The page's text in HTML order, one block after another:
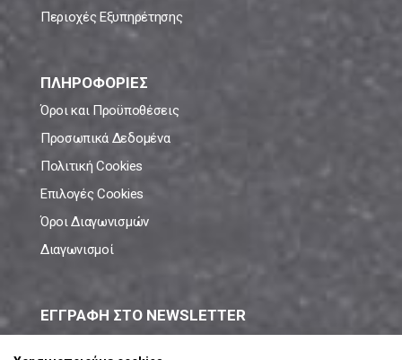
Περιοχές Εξυπηρέτησης
ΠΛΗΡΟΦΟΡΙΕΣ
Όροι και Προϋποθέσεις
Προσωπικά Δεδομένα
Πολιτική Cookies
Επιλογές Cookies
Όροι Διαγωνισμών
Διαγωνισμοί
ΕΓΓΡΑΦΗ ΣΤΟ NEWSLETTER